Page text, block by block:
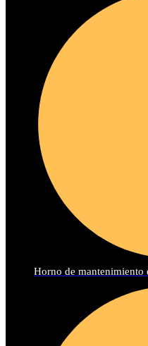
Horno de mantenimiento